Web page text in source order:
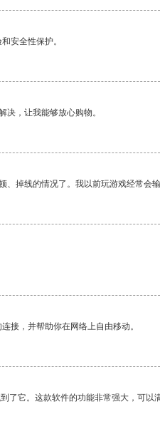
安全性保护。
，让我能够放心购物。
掉线的情况了。我以前玩游戏经常会
接，并帮助你在网络上自由移动。
了它。这款软件的功能非常强大，可以